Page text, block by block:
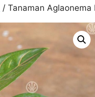
/ Tanaman Aglaonema